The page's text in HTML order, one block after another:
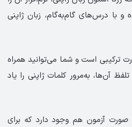
با درس‌های گام‌به‌گام، زبان ژاپنی
ترکیبی‌ است و شما می‌توانید همراه
آن‌ها، به‌مرور کلمات ژاپنی را یاد
صورت آزمون هم وجود دارد که برای